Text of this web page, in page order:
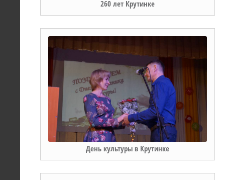
260 лет Крутинке
День культуры в Крутинке